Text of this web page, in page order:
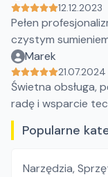
12.12.2023
Pełen
czystym
Marek
21.07.2024
Świetna obsługa,
radę i wsparcie
Popularne
Narzędzia,